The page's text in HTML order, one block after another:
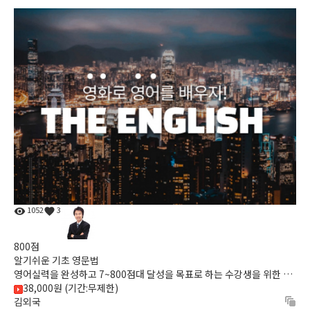
1052 3
800점
알기쉬운 기초 영문법
영어실력을 완성하고 7~800점대 달성을 목표로 하는 수강생을 위한 과
목으로 자체교재와 해밀스 교재를 통해 RC+LC를 동시에 마무리...
38,000원 (기간:무제한)
김외국